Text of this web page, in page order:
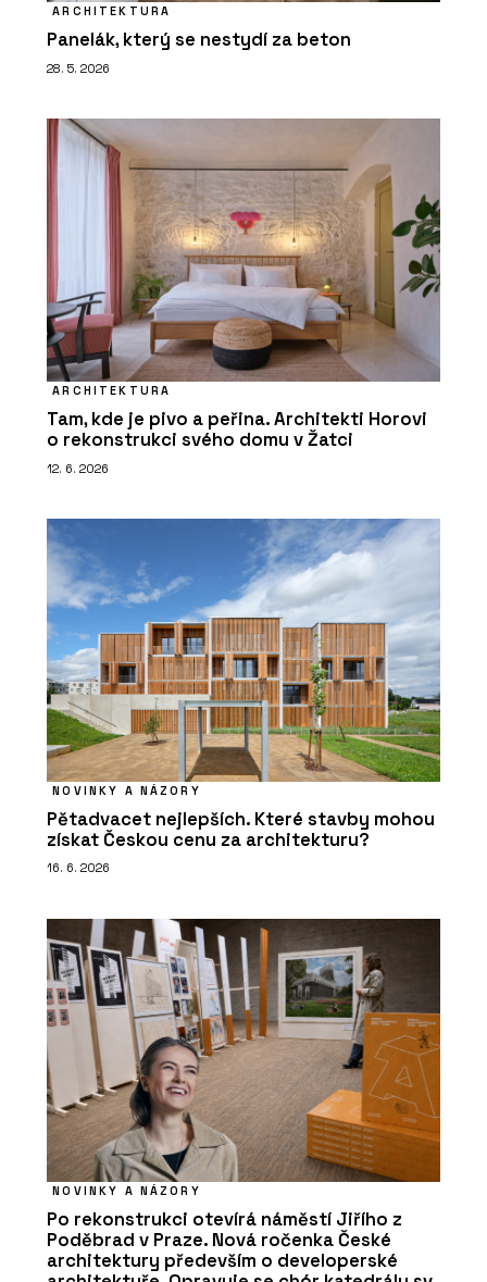
ARCHITEKTURA
Panelák, který se nestydí za beton
28. 5. 2026
ARCHITEKTURA
Tam, kde je pivo a peřina. Architekti Horovi
o rekonstrukci svého domu v Žatci
12. 6. 2026
NOVINKY A NÁZORY
Pětadvacet nejlepších. Které stavby mohou
získat Českou cenu za architekturu?
16. 6. 2026
NOVINKY A NÁZORY
Po rekonstrukci otevírá náměstí Jiřího z
Poděbrad v Praze. Nová ročenka České
architektury především o developerské